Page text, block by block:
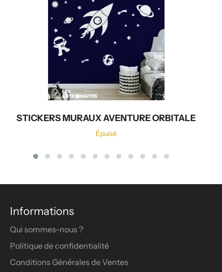
STICKERS MURAUX AVENTURE ORBITALE
Épuisé
Informations
Qui sommes-nous ?
Politique de confidentialité
Conditions Générales de Ventes